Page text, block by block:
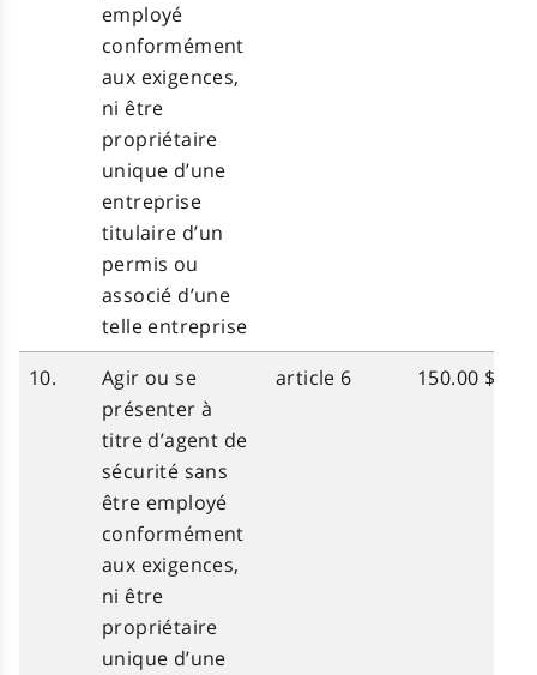
employé
conformément
aux exigences,
ni être
propriétaire
unique d’une
entreprise
titulaire d’un
permis ou
associé d’une
telle entreprise
10.
Agir ou se
présenter à
titre d’agent de
sécurité sans
être employé
conformément
aux exigences,
ni être
propriétaire
unique d’une
article 6 150.00 $